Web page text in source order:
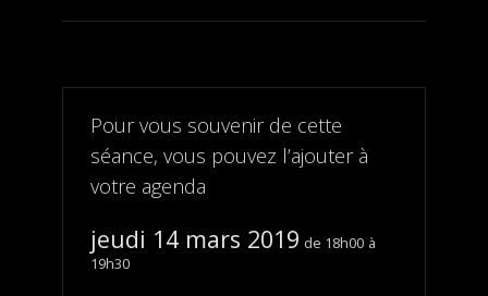
Pour vous souvenir de cette
séance, vous pouvez l’ajouter à
votre agenda
jeudi 14 mars 2019
18h00
19h30